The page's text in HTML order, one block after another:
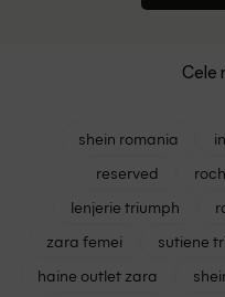
Cele
shein romania
reserved
lenjerie triumph
zara femei
sutiene
haine outlet zara